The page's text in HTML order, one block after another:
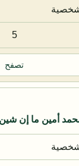
5
تصفح
أمين ما إن